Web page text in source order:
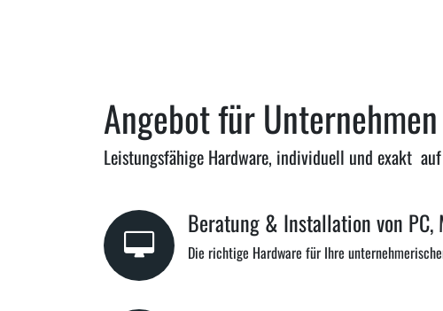
Angebot für Unternehmen
Leistungsfähige Hardware, individuell und exakt
Beratung & Installation von PC,
Die richtige Hardware für Ihre